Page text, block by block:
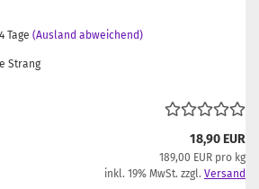
Tage (Ausland abweichend)
Strang
18,90 EUR
189,00 EUR pro kg
inkl. 19% MwSt. zzgl. Versand